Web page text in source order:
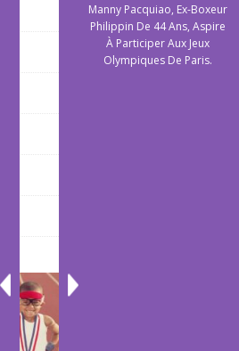
Manny Pacquiao, Ex-Boxeur
Philippin De 44 Ans, Aspire
À Participer Aux Jeux
Olympiques De Paris.